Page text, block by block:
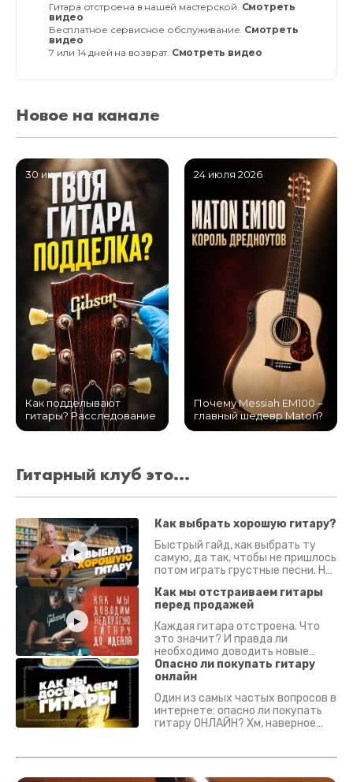
Гитара отстроена в нашей мастерской. Смотреть
видео
Бесплатное сервисное обслуживание. Смотреть
видео
7 или 14 дней на возврат. Смотреть видео
Новое на канале
30 июля 2026
Как подделывают
гитары? Расследование
24 июля 2026
Почему Messiah EM100 –
главный шедевр Maton?
Гитарный клуб это...
Как выбрать хорошую гитару?
Быстрый гайд, как выбрать ту
самую, да так, чтобы не пришлось
потом играть грустные песни. На
Как мы отстраиваем гитары
перед продажей
Каждая гитара отстроена. Что
это значит? И правда ли
необходимо доводить новые
гитары? Если кратко - да.
Подробно - в видео :)
Опасно ли покупать гитару
онлайн
Один из самых частых вопросов в
интернете: опасно ли покупать
гитару ОНЛАЙН? Хм, наверное
застрахован. Случись что -